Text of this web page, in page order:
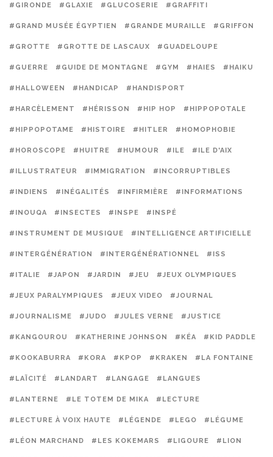
#GIRONDE #GLAXIE #GLUCOSERIE #GRAFFITI
#GRAND MUSÉE ÉGYPTIEN #GRANDE MURAILLE #GRIFFON
#GROTTE #GROTTE DE LASCAUX #GUADELOUPE
#GUERRE #GUIDE DE MONTAGNE #GYM #HAIES #HAIKU
#HALLOWEEN #HANDICAP #HANDISPORT
#HARCÈLEMENT #HÉRISSON #HIP HOP #HIPPOPOTALE
#HIPPOPOTAME #HISTOIRE #HITLER #HOMOPHOBIE
#HOROSCOPE #HUITRE #HUMOUR #ILE #ILE D'AIX
#ILLUSTRATEUR #IMMIGRATION #INCORRUPTIBLES
#INDIENS #INÉGALITÉS #INFIRMIÈRE #INFORMATIONS
#INOUQA #INSECTES #INSPE #INSPÉ
#INSTRUMENT DE MUSIQUE #INTELLIGENCE ARTIFICIELLE
#INTERGÉNÉRATION #INTERGÉNÉRATIONNEL #ISS
#ITALIE #JAPON #JARDIN #JEU #JEUX OLYMPIQUES
#JEUX PARALYMPIQUES #JEUX VIDEO #JOURNAL
#JOURNALISME #JUDO #JULES VERNE #JUSTICE
#KANGOUROU #KATHERINE JOHNSON #KÉA #KID PADDLE
#KOOKABURRA #KORA #KPOP #KRAKEN #LA FONTAINE
#LAÏCITÉ #LANDART #LANGAGE #LANGUES
#LANTERNE #LE TOTEM DE MIKA #LECTURE
#LECTURE À VOIX HAUTE #LÉGENDE #LEGO #LÉGUME
#LÉON MARCHAND #LES KOKEMARS #LIGOURE #LION